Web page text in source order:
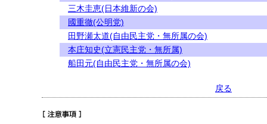
三木圭恵(日本維新の会)
國重徹(公明党)
田野瀬太道(自由民主党・無所属の会)
本庄知史(立憲民主党・無所属)
船田元(自由民主党・無所属の会)
戻る